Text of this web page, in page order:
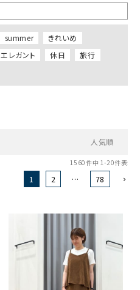
summer
きれいめ
エレガント 休日
旅行
人気順
1560 件中 1-20件表示
1 2 … 78